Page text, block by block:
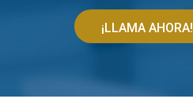
¡LLAMA AHORA!